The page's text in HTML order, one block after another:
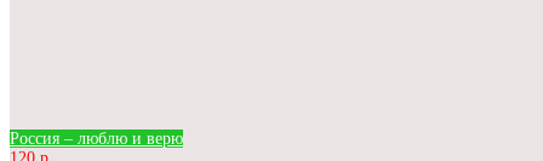
Россия – люблю и верю